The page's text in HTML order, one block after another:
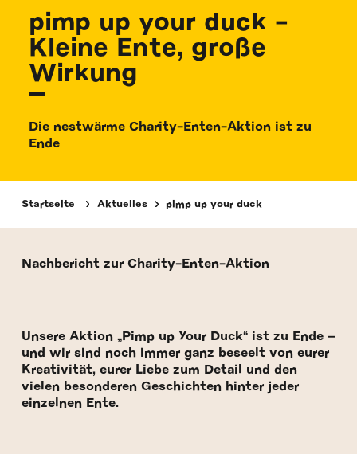
pimp up your duck -
Kleine Ente, große
Wirkung
Die nestwärme Charity-Enten-Aktion ist zu
Ende
Startseite Aktuelles pimp up your duck
Nachbericht zur Charity-Enten-Aktion
Unsere Aktion „Pimp up Your Duck“ ist zu Ende –
und wir sind noch immer ganz beseelt von eurer
Kreativität, eurer Liebe zum Detail und den
vielen besonderen Geschichten hinter jeder
einzelnen Ente.